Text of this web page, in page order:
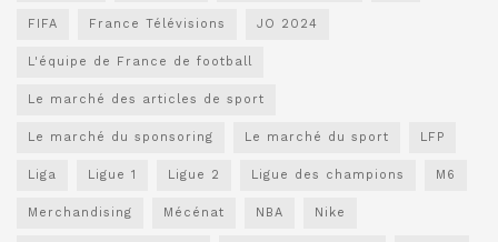
FIFA France Télévisions JO 2024
L'équipe de France de football
Le marché des articles de sport
Le marché du sponsoring Le marché du sport LFP
Liga Ligue 1 Ligue 2 Ligue des champions M6
Merchandising Mécénat NBA Nike